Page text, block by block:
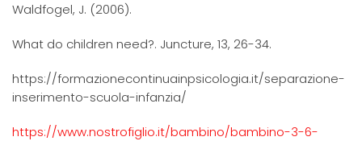
Waldfogel, J. (2006).
What do children need?. Juncture, 13, 26-34.
https://formazionecontinuainpsicologia.it/separazione-
inserimento-scuola-infanzia/
https://www.nostrofiglio.it/bambino/bambino-3-6-